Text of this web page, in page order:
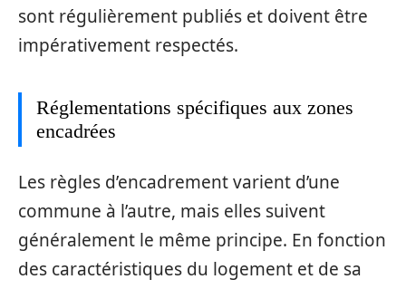
sont régulièrement publiés et doivent être
impérativement respectés.
Réglementations spécifiques aux zones
encadrées
Les règles d’encadrement varient d’une
commune à l’autre, mais elles suivent
généralement le même principe. En fonction
des caractéristiques du logement et de sa